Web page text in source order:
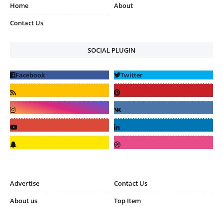
Home
About
Contact Us
SOCIAL PLUGIN
Advertise
Contact Us
About us
Top Item